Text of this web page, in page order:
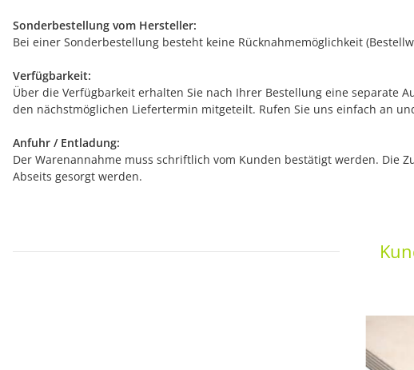
Sonderbestellung vom Hersteller:
Bei einer Sonderbestellung besteht keine Rücknahmemöglichkeit
Verfügbarkeit:
Über die Verfügbarkeit erhalten Sie nach Ihrer Bestellung eine separate
den nächstmöglichen Liefertermin mitgeteilt. Rufen Sie uns einfach an
Anfuhr / Entladung:
Der Warenannahme muss schriftlich vom Kunden bestätigt werden. Die
Abseits gesorgt werden.